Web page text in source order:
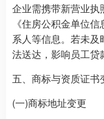
企业需携带新营业执
《住房公积金单位
系人等信息。若未
法送达，影响员工贷
五、商标与资质证书
(一)商标地址变更